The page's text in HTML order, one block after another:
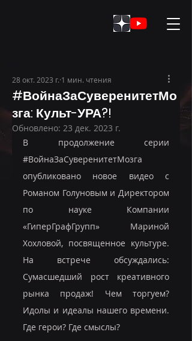
#ВойнаЗаСуверенитетМо
зга: Культ-УРА?!
28 окт. 2023 г. 1 мин. чтения
Обновлено: 23 дек. 2023 г.
#ВойнаЗаСуверенитетМозга
опубликовано новое видео с
Романом Голуновым и Директором
по науке Компании
«ГиперГрафГрупп» Мариной
Хохловой, посвященное культуре.
На встрече обсуждались:
Сумасшедший рост креативного
рынка продаж! Чем торгуем?
Идолы и идеалы нашего времени.
Где герои? Где смыслы?